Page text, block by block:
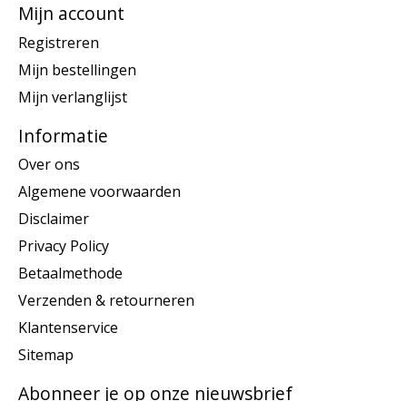
Mijn account
Registreren
Mijn bestellingen
Mijn verlanglijst
Informatie
Over ons
Algemene voorwaarden
Disclaimer
Privacy Policy
Betaalmethode
Verzenden & retourneren
Klantenservice
Sitemap
Abonneer je op onze nieuwsbrief